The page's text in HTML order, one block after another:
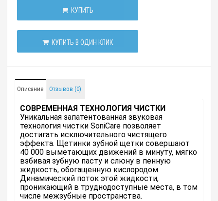
КУПИТЬ
КУПИТЬ В ОДИН КЛИК
Описание Отзывов (0)
СОВРЕМЕННАЯ ТЕХНОЛОГИЯ ЧИСТКИ
Уникальная запатентованная звуковая
технология чистки SoniCare позволяет
достигать исключительного чистящего
эффекта. Щетинки зубной щетки совершают
40 000 выметающих движений в минуту, мягко
взбивая зубную пасту и слюну в пенную
жидкость, обогащенную кислородом.
Динамический поток этой жидкости,
проникающий в труднодоступные места, в том
числе межзубные пространства.